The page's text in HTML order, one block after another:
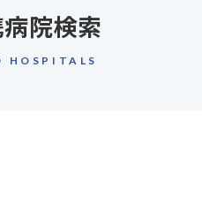
院検索
HOSPITALS